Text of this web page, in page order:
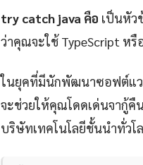
try catch java คือ เป็นหัว
ว่าคุณจะใช้ TypeScript ห
ในยุคที่มีนักพัฒนาซอฟต์แวร์
จะช่วยให้คุณโดดเด่นจากู้คื
บริษัทเทคโนโลยีชั้นนำทั่วโ